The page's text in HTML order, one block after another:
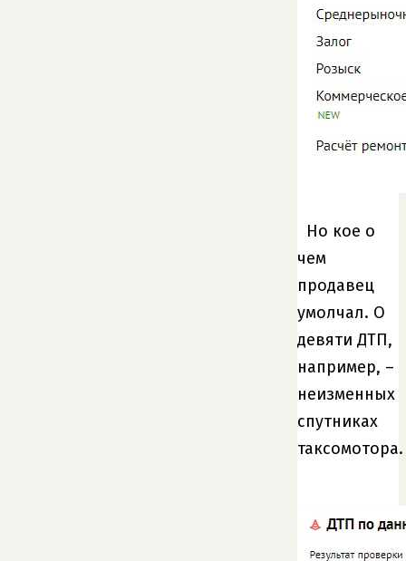
Но кое о
чем
продавец
умолчал. О
девяти ДТП,
например, –
неизменных
спутниках
таксомотора.